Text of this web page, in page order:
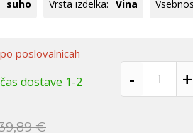
suho Vrsta izdelka: Vina
po poslovalnicah
dostave 1-2
€
- +